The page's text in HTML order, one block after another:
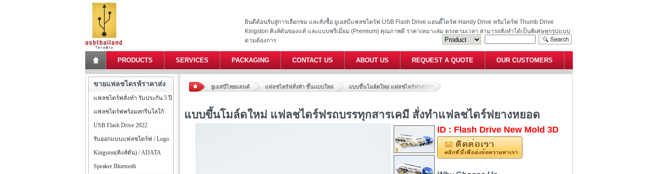
ยินดีต้อนรับสู่การเลือกชม และสั่งซื้อ ยูเอสบีแฟลชไดร์ฟ USB Flash Drive แฮนดี้ไดร์ฟ Handy Drive ทรัมไดร์ฟ Thumb Drive
Kingston คิงส์ตันของแท้ และแบบพรีเมี่ยม (Premium) คุณภาพดี ราคาเหมาะสม ตรงตามเวลา สามารถสั่งทำได้เป็นพิเศษทุกรูปแบบ
ตามต้องการ
PRODUCTS SERVICES PACKAGING CONTACT US ABOUT US REQUEST A QUOTE OUR CUSTOMERS
ยูเอสบีไทยแลนด์ แฟลชไดร์ฟสั่งทำ ขึ้นแบบใหม่ แบบขึ้นโมล์ดใหม่ แฟลชไดร์ฟรถบรรทุกสารเคมี สั่งทำแฟลชไดร์ฟยางหยอด
แบบขึ้นโมล์ดใหม่ แฟลชไดร์ฟรถบรรทุกสารเคมี สั่งทำแฟลชไดร์ฟยางหยอด
ID : Flash Drive New Mold 3D
ขายแฟลชไดรฟ์ราคาส่ง
แฟลชไดร์ฟสั่งทำ รับประกัน 5 ปี
แฟลชไดร์ฟพร้อมสกรีนโลโก้
USB Flash Drive 2022
รับออกแบบแฟลชไดร์ฟ / Logo
Kingston(คิงส์ตัน) / ADATA
Speaker Bluetooth